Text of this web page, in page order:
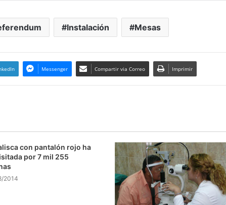
Instalación Mesas
Messenger Compartir via Correo Imprimir
con pantalón rojo ha
por 7 mil 255
2014